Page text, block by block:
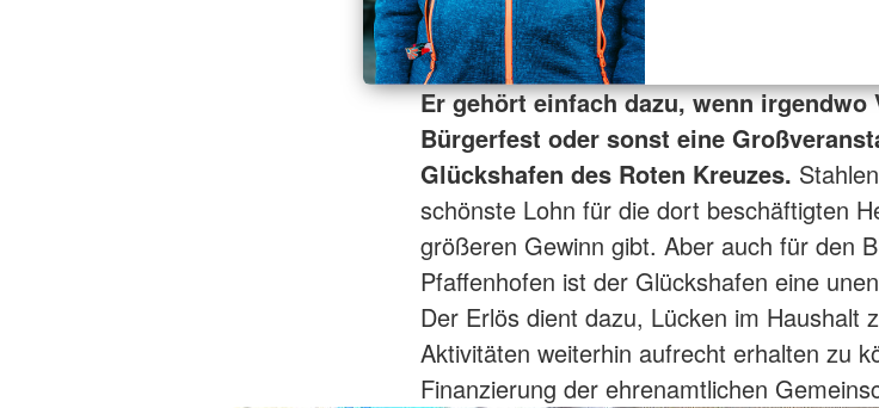
Er gehört einfach dazu, wenn
Bürgerfest oder sonst eine
Glückshafen des Roten Kreuzes.
schönste Lohn für die dort beschäftigten
größeren Gewinn gibt. Aber auch für den
Pfaffenhofen ist der Glückshafen eine
Der Erlös dient dazu, Lücken im Haushalt
Aktivitäten weiterhin aufrecht erhalten zu
Finanzierung der ehrenamtlichen